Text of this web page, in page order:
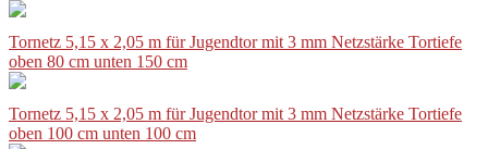
Tornetz 5,15 x 2,05 m für Jugendtor mit 3 mm Netzstärke Tortiefe
oben 80 cm unten 150 cm
Tornetz 5,15 x 2,05 m für Jugendtor mit 3 mm Netzstärke Tortiefe
oben 100 cm unten 100 cm